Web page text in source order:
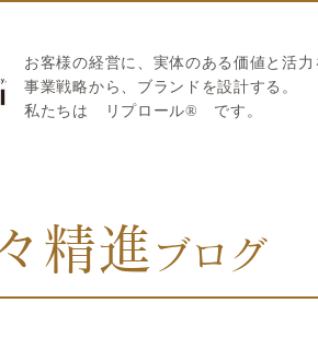
お客様の経営に、実体のある価値と活
​事業戦略から、ブランドを設計する。
私たちは
リプロール® です。
精進 ブログ